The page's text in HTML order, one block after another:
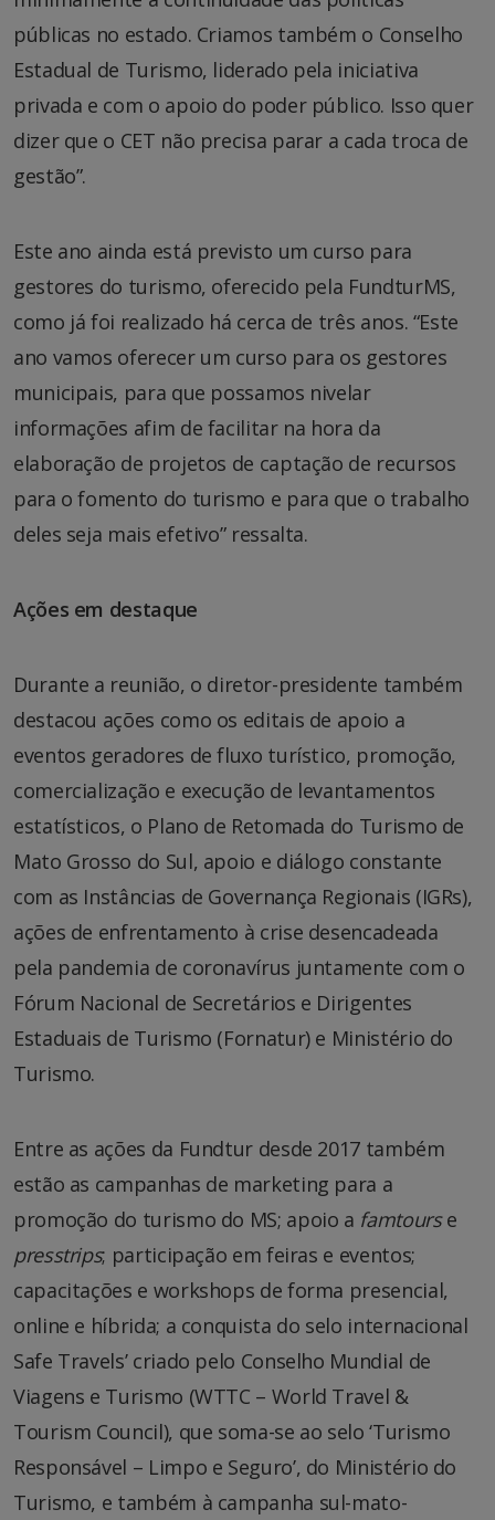
públicas no estado. Criamos também o Conselho
Estadual de Turismo, liderado pela iniciativa
privada e com o apoio do poder público. Isso quer
dizer que o CET não precisa parar a cada troca de
gestão”.
Este ano ainda está previsto um curso para
gestores do turismo, oferecido pela FundturMS,
como já foi realizado há cerca de três anos. “Este
ano vamos oferecer um curso para os gestores
municipais, para que possamos nivelar
informações afim de facilitar na hora da
elaboração de projetos de captação de recursos
para o fomento do turismo e para que o trabalho
deles seja mais efetivo” ressalta.
Ações em destaque
Durante a reunião, o diretor-presidente também
destacou ações como os editais de apoio a
eventos geradores de fluxo turístico, promoção,
comercialização e execução de levantamentos
estatísticos, o Plano de Retomada do Turismo de
Mato Grosso do Sul, apoio e diálogo constante
com as Instâncias de Governança Regionais (IGRs),
ações de enfrentamento à crise desencadeada
pela pandemia de coronavírus juntamente com o
Fórum Nacional de Secretários e Dirigentes
Estaduais de Turismo (Fornatur) e Ministério do
Turismo.
Entre as ações da Fundtur desde 2017 também
estão as campanhas de marketing para a
promoção do turismo do MS; apoio a famtourse
presstrips; participação em feiras e eventos;
capacitações e workshops de forma presencial,
online e híbrida; a conquista do selo internacional
Safe Travels’ criado pelo Conselho Mundial de
Viagens e Turismo (WTTC – World Travel &
Tourism Council), que soma-se ao selo ‘Turismo
Responsável – Limpo e Seguro’, do Ministério do
Turismo, e também à campanha sul-mato-